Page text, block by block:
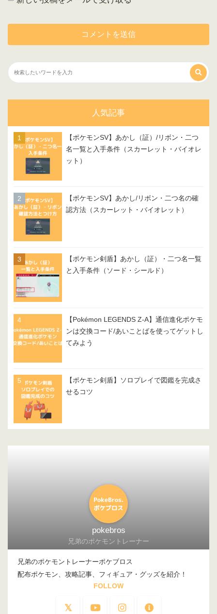
人気記事
【ポケモンSV】あかし（証）/リボン・二つ
名一覧と入手条件（スカーレット・バイオレ
ット）
【ポケモンSV】あかし/リボン・二つ名の確
認方法（スカーレット・バイオレット）
【ポケモン剣盾】あかし（証）・二つ名一覧
と入手条件（ソード・シールド）
【Pokémon LEGENDS Z-A】通信進化ポケモ
ンは交換コード/あいことばを使ってゲットし
てみよう
【ポケモン剣盾】ソロプレイで図鑑を完成さ
せるコツ
pokebros
兄弟のポケモントレーナー
兄弟のポケモントレーナーポケブロス
配布ポケモン、攻略記事、フィギュア・グッズを紹介！
FOLLOW